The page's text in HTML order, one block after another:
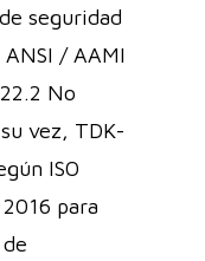
seguridad
/ AAMI
No
vez, TDK-
ISO
para